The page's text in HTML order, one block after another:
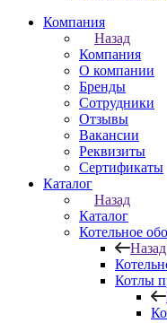
Компания
Назад
Компания
О компании
Бренды
Сотрудники
Отзывы
Вакансии
Реквизиты
Сертификаты
Каталог
Назад
Каталог
Котельное
Назад
Котлы